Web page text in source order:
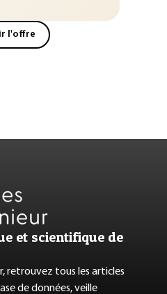
l'offre
et scientifique de
retrouvez tous les articles
de données, veille